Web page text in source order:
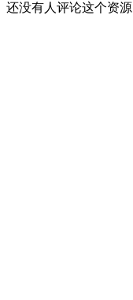
还没有人评论这个资源